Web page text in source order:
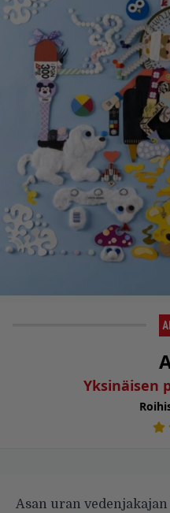
Yksinäisen
Asan uran vedenja­kajan